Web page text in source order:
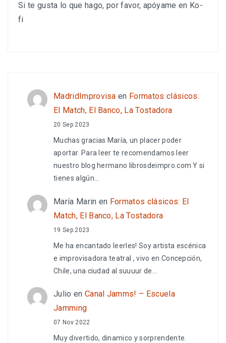
Si te gusta lo que hago, por favor, apóyame en Ko-
fi
MadridImprovisa en Formatos clásicos:
El Match, El Banco, La Tostadora
20 Sep 2023
Muchas gracias María, un placer poder
aportar. Para leer te recomendamos leer
nuestro blog hermano librosdeimpro.com Y si
tienes algún…
María Marin en Formatos clásicos: El
Match, El Banco, La Tostadora
19 Sep 2023
Me ha encantado leerles! Soy artista escénica
e improvisadora teatral , vivo en Concepción,
Chile, una ciudad al suuuur de…
Julio en Canal Jamms! – Escuela
Jamming
07 Nov 2022
Muy divertido, dinamico y sorprendente.